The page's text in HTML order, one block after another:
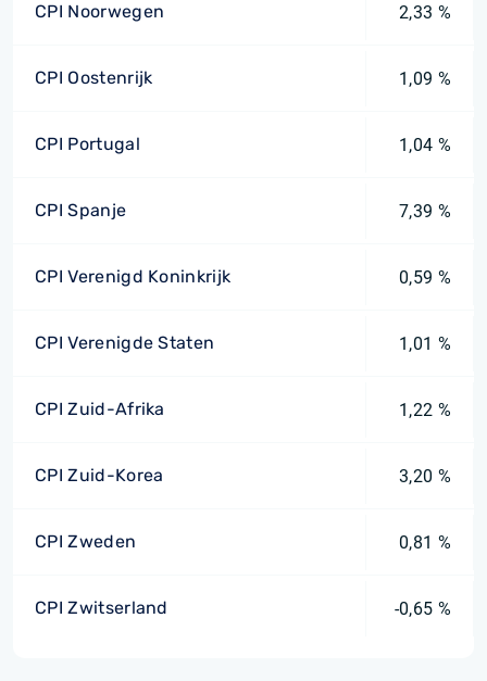
CPI Noorwegen 2,33 %
CPI Oostenrijk 1,09 %
CPI Portugal 1,04 %
CPI Spanje 7,39 %
CPI Verenigd Koninkrijk 0,59 %
CPI Verenigde Staten 1,01 %
CPI Zuid-Afrika 1,22 %
CPI Zuid-Korea 3,20 %
CPI Zweden 0,81 %
CPI Zwitserland -0,65 %